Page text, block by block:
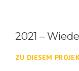
2021 –
ZU DIESEM